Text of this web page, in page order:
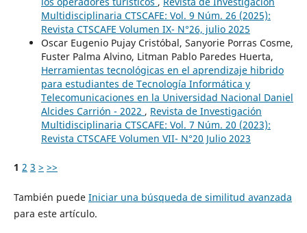
Multidisciplinaria CTSCAFE: Vol. 9 Núm. 26 (2025):
Revista CTSCAFE Volumen IX- N°26, julio 2025
Oscar Eugenio Pujay Cristóbal, Sanyorie Porras Cosme,
Fuster Palma Alvino, Litman Pablo Paredes Huerta,
Herramientas tecnológicas en el aprendizaje hibrido
para estudiantes de Tecnología Informática y
Telecomunicaciones en la Universidad Nacional Daniel
Alcides Carrión - 2022 , Revista de Investigación
Multidisciplinaria CTSCAFE: Vol. 7 Núm. 20 (2023):
Revista CTSCAFE Volumen VII- N°20 Julio 2023
1 2 3 > >>
También puede Iniciar una búsqueda de similitud avanzada
para este artículo.